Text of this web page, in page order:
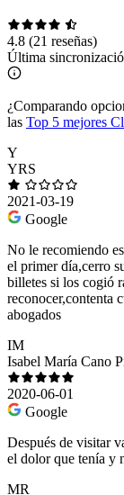
4.8 (21 reseñas)
Última
¿Comparando
las Top 5 mejores
Y
YRS
2021-03-19
Google
No le recomiendo
el primer día,cerro
billetes si los cogió
reconocer,contenta
abogados
IM
Isabel María Cano
2020-06-01
Google
Después de visitar
el dolor que tenía y
MR